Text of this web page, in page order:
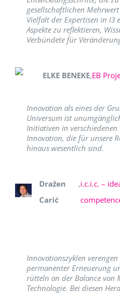
gesellschaftlichen
Vielfalt der Expertisen in I3
Aspekte zu reflektieren,
Verbündete für
ELKE BENEKE,EB
Innovation als eines der
Universum ist
Initiativen in verschiedenen
Innovation, die für unsere
hinaus wesentlich sind.
Dražen
Carić
,i.c.i.c. –
Innovationszyklen
permanenter Erneuerung
rütteln an der Balance von
Technologie. Bei diesen